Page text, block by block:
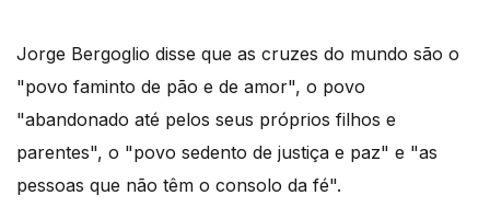
Jorge Bergoglio disse que as cruzes do mundo são o
"povo faminto de pão e de amor", o povo
"abandonado até pelos seus próprios filhos e
parentes", o "povo sedento de justiça e paz" e "as
pessoas que não têm o consolo da fé".